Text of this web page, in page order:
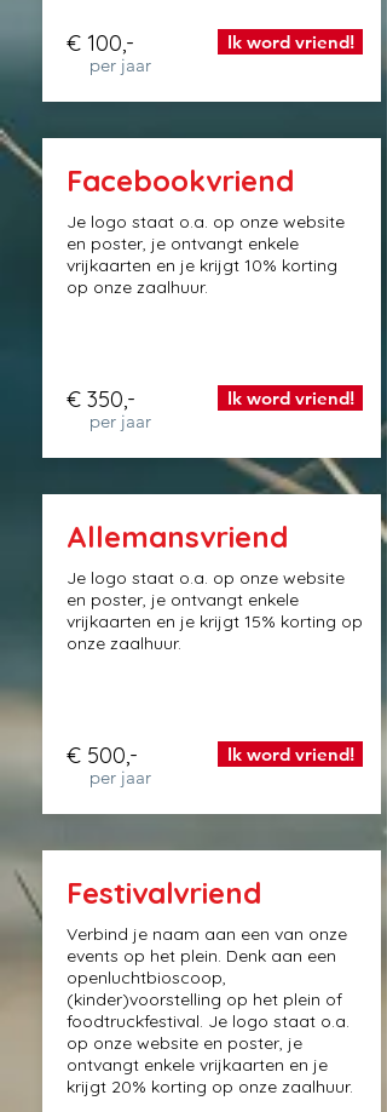
per jaar
Ik word vriend!
€ 100,-
Facebookvriend
Je logo staat o.a. op onze website
en poster, je ontvangt enkele
vrijkaarten en je krijgt 10% korting
op onze zaalhuur.
per jaar
Ik word vriend!
€ 350,-
Allemansvriend
Je logo staat o.a. op onze website
en poster, je ontvangt enkele
vrijkaarten en je krijgt 15% korting op
onze zaalhuur.
per jaar
Ik word vriend!
€ 500,-
Festivalvriend
Verbind je naam aan een van onze
events op het plein. Denk aan een
openluchtbioscoop,
(kinder)voorstelling op het plein of
foodtruckfestival. Je logo staat o.a.
op onze website en poster, je
ontvangt enkele vrijkaarten en je
krijgt 20% korting op onze zaalhuur.